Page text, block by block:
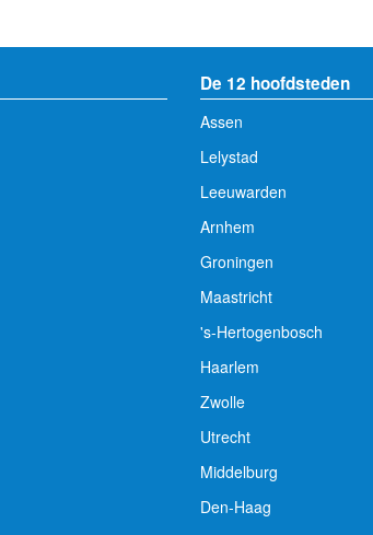
De 12 hoofdsteden
Assen
Lelystad
Leeuwarden
Arnhem
Groningen
Maastricht
's-Hertogenbosch
Haarlem
Zwolle
Utrecht
Middelburg
Den-Haag